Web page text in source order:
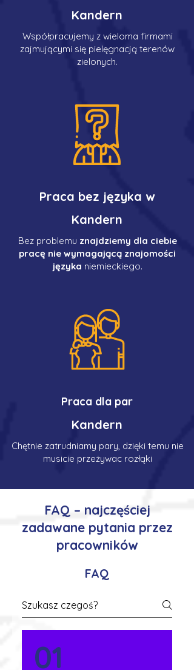
Kandern
Współpracujemy z wieloma firmami
zajmującymi się pielęgnacją terenów
zielonych.
Praca bez języka w
Kandern
Bez problemu znajdziemy dla ciebie
pracę nie wymagającą znajomości
języka niemieckiego.
Praca dla par
Kandern
Chętnie zatrudniamy pary, dzięki temu nie
musicie przeżywac rozłąki
FAQ – najczęściej
zadawane pytania przez
pracowników
FAQ
01